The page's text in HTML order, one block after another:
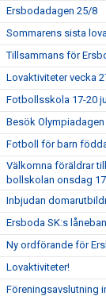
Ersbodadagen 25/8
Sommarens sista
Tillsammans för
Lovaktiviteter vecka
Fotbollsskola 17-20
Besök
Fotboll för barn
Välkomna föräldrar
bollskolan onsdag
Inbjudan
Ersboda SK:s
Ny ordförande för
Lovaktiviteter!
Föreningsavslutning